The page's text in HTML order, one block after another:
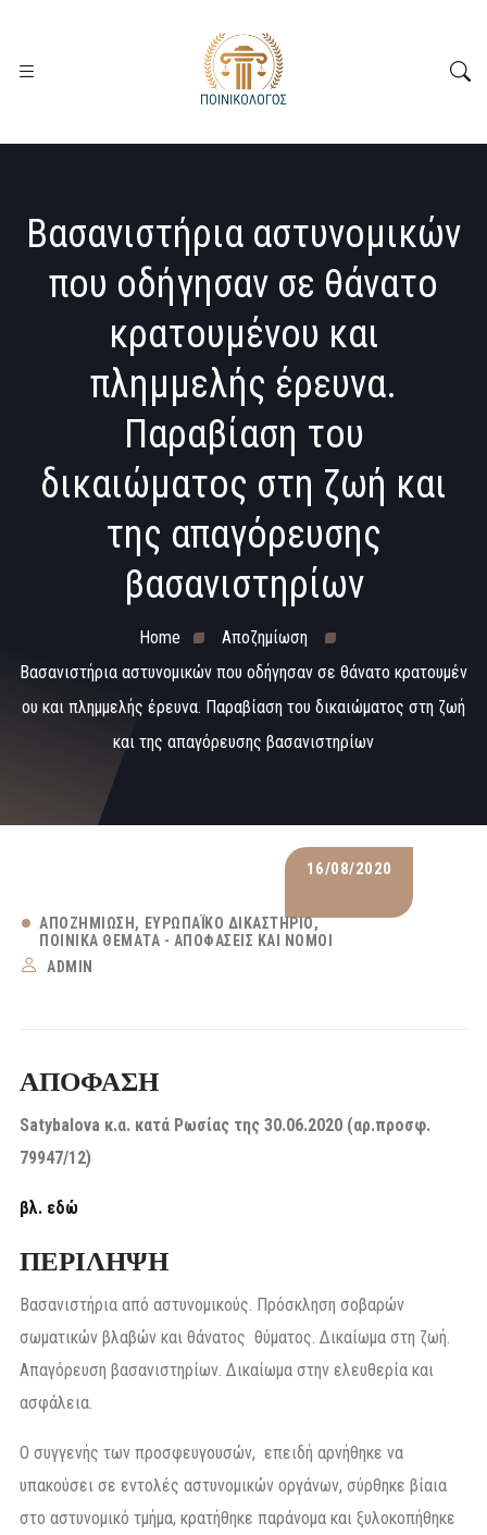
Βασανιστήρια αστυνομικών
που οδήγησαν σε θάνατο
κρατουμένου και
πλημμελής έρευνα.
Παραβίαση του
δικαιώματος στη ζωή και
της απαγόρευσης
βασανιστηρίων
Home
Αποζημίωση
Βασανιστήρια αστυνομικών που οδήγησαν σε θάνατο κρατουμέν
ου και πλημμελής έρευνα. Παραβίαση του δικαιώματος στη ζωή
και της απαγόρευσης βασανιστηρίων
16/08/2020
ΑΠΟΖΗΜΊΩΣΗ
ΕΥΡΩΠΑΪΚΌ ΔΙΚΑΣΤΉΡΙΟ
ΠΟΙΝΙΚΆ ΘΈΜΑΤΑ - ΑΠΟΦΆΣΕΙΣ ΚΑΙ ΝΌΜΟΙ
ADMIN
ΑΠΟΦΑΣΗ
Satybalova κ.α. κατά Ρωσίας της 30.06.2020 (αρ.προσφ.
79947/12)
βλ. εδώ
ΠΕΡΙΛΗΨΗ
Βασανιστήρια από αστυνομικούς. Πρόσκληση σοβαρών
σωματικών βλαβών και θάνατος θύματος. Δικαίωμα στη ζωή.
Απαγόρευση βασανιστηρίων. Δικαίωμα στην ελευθερία και
ασφάλεια.
Ο συγγενής των προσφευγουσών, επειδή αρνήθηκε να
υπακούσει σε εντολές αστυνομικών οργάνων, σύρθηκε βίαια
στο αστυνομικό τμήμα, κρατήθηκε παράνομα και ξυλοκοπήθηκε